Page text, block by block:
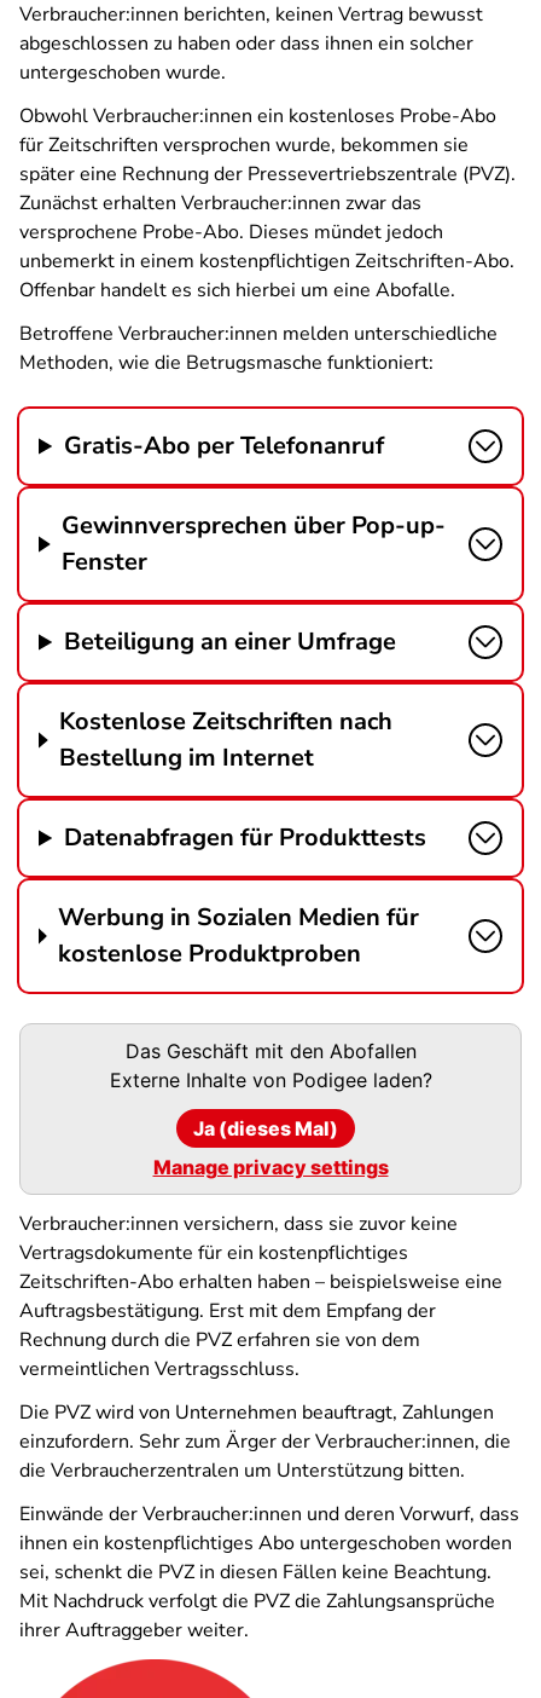
Verbraucher:innen berichten, keinen Vertrag bewusst
abgeschlossen zu haben oder dass ihnen ein solcher
untergeschoben wurde.
Obwohl Verbraucher:innen ein kostenloses Probe-Abo
für Zeitschriften versprochen wurde, bekommen sie
später eine Rechnung der Pressevertriebszentrale (PVZ).
Zunächst erhalten Verbraucher:innen zwar das
versprochene Probe-Abo. Dieses mündet jedoch
unbemerkt in einem kostenpflichtigen Zeitschriften-Abo.
Offenbar handelt es sich hierbei um eine Abofalle.
Betroffene Verbraucher:innen melden unterschiedliche
Methoden, wie die Betrugsmasche funktioniert:
Gratis-Abo per Telefonanruf
Gewinnversprechen über Pop-up-
Fenster
Beteiligung an einer Umfrage
Kostenlose Zeitschriften nach
Bestellung im Internet
Datenabfragen für Produkttests
Werbung in Sozialen Medien für
kostenlose Produktproben
Podigee-
Das Geschäft mit den Abofallen
Externe Inhalte von Podigeeladen?
Ja (dieses Mal)
Manage privacy settings
Verbraucher:innen versichern, dass sie zuvor keine
Vertragsdokumente für ein kostenpflichtiges
Zeitschriften-Abo erhalten haben – beispielsweise eine
Auftragsbestätigung. Erst mit dem Empfang der
Rechnung durch die PVZ erfahren sie von dem
vermeintlichen Vertragsschluss.
Die PVZ wird von Unternehmen beauftragt, Zahlungen
einzufordern. Sehr zum Ärger der Verbraucher:innen, die
die Verbraucherzentralen um Unterstützung bitten.
Einwände der Verbraucher:innen und deren Vorwurf, dass
ihnen ein kostenpflichtiges Abo untergeschoben worden
sei, schenkt die PVZ in diesen Fällen keine Beachtung.
Mit Nachdruck verfolgt die PVZ die Zahlungsansprüche
ihrer Auftraggeber weiter.